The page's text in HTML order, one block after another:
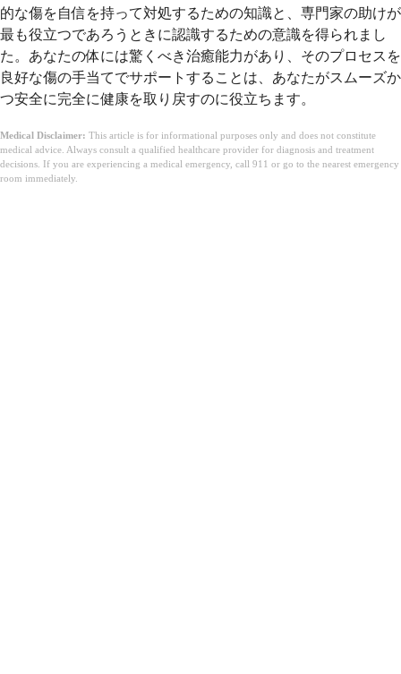
的な傷を自信を持って対処するための知識と、専門家の助けが
最も役立つであろうときに認識するための意識を得られまし
た。あなたの体には驚くべき治癒能力があり、そのプロセスを
良好な傷の手当てでサポートすることは、あなたがスムーズか
つ安全に完全に健康を取り戻すのに役立ちます。
Medical Disclaimer: This article is for informational purposes only and does not constitute
medical advice. Always consult a qualified healthcare provider for diagnosis and treatment
decisions. If you are experiencing a medical emergency, call 911 or go to the nearest emergency
room immediately.